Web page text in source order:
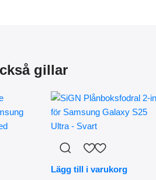
gillar
Lägg till i varukorg